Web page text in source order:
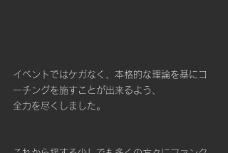
イベントではケガなく、本格的な理論を基にコ
ーチングを施すことが出来るよう、
全力を尽くしました。